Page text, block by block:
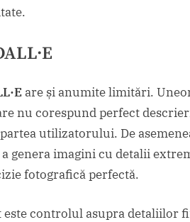
are și anumite limitări.
nu corespund perfect
utilizatorului. De
genera imagini cu detalii
fotografică perfectă.
controlul asupra detaliilor